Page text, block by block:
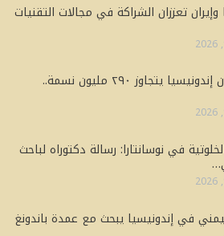
وإيران تعززان الشراكة في مجالات التقنيات
عدد سكان إندونيسيا يتجاوز ٢٩٠ مليون نسمة..
في نوسانتارا: رسالة دكتوراه لباحث
في إندونيسيا يبحث مع عمدة باندونغ